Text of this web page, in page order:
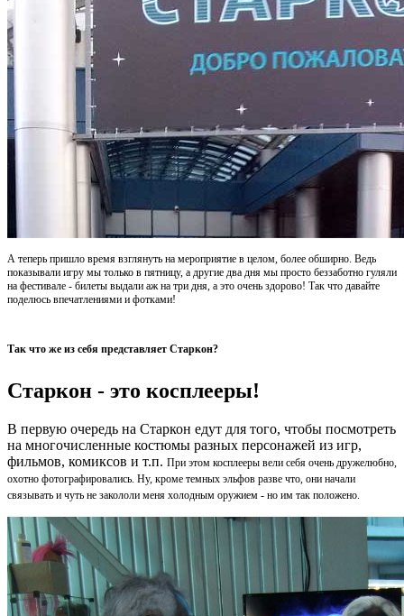
А теперь пришло время взглянуть на мероприятие в целом, более обширно. Ведь
показывали игру мы только в пятницу, а другие два дня мы просто беззаботно гуляли
на фестивале - билеты выдали аж на три дня, а это очень здорово! Так что давайте
поделюсь впечатлениями и фотками!
Так что же из себя представляет Старкон?
Старкон - это косплееры!
В первую очередь на Старкон едут для того, чтобы посмотреть
на многочисленные костюмы разных персонажей из игр,
фильмов, комиксов и т.п. При этом косплееры вели себя очень дружелюбно,
охотно фотографировались. Ну, кроме темных эльфов разве что, они начали
связывать и чуть не закололи меня холодным оружием - но им так положено.